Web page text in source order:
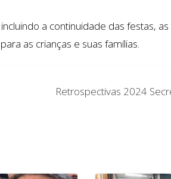
a continuidade das festas,
as crianças e suas famílias.
Retrospectivas 2024